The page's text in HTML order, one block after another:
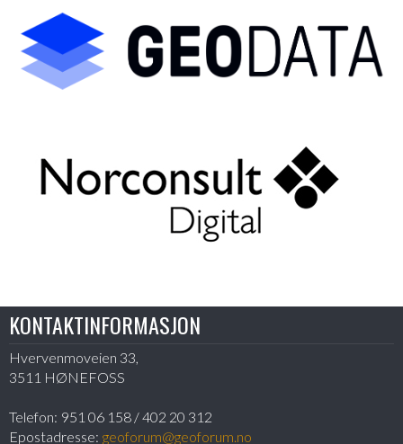
KONTAKTINFORMASJON
Hvervenmoveien 33,
3511 HØNEFOSS
Telefon: 951 06 158 / 402 20 312
Epostadresse: geoforum@geoforum.no